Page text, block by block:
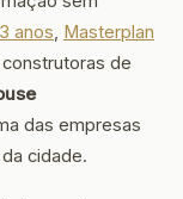
anos, Masterplan
de
das empresas
cidade.